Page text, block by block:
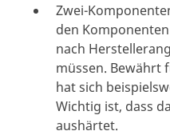
Zwei-
den
nach
müssen. Bewährt
hat sich
Wichtig ist, dass
aushärtet.